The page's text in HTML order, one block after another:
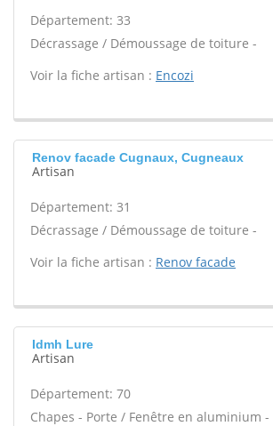
Département: 33
Décrassage / Démoussage de toiture -
Voir la fiche artisan : Encozi
Renov facade Cugnaux, Cugneaux
Artisan
Département: 31
Décrassage / Démoussage de toiture -
Voir la fiche artisan : Renov facade
Idmh Lure
Artisan
Département: 70
Chapes - Porte / Fenêtre en aluminium -